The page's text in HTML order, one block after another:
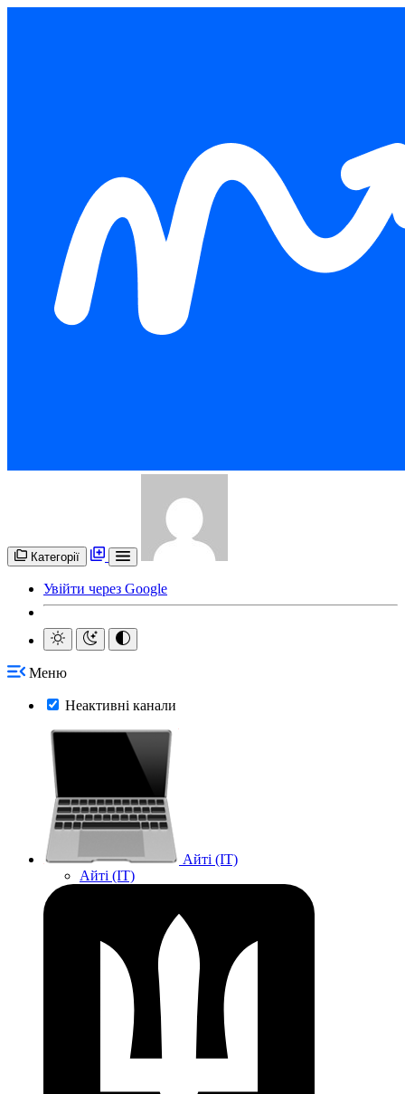
Категорії
Увійти через Google
Меню
Неактивні канали
Айті (IT)
Айті (IT)